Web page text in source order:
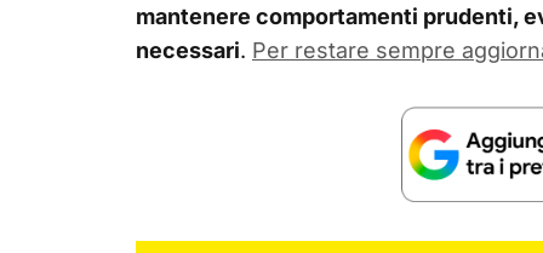
mantenere comportamenti prudenti,
necessari. Per restare sempre